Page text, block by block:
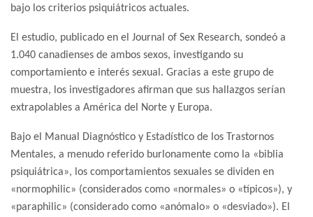
bajo los criterios psiquiátricos actuales.
El estudio, publicado en el Journal of Sex Research, sondeó a
1.040 canadienses de ambos sexos, investigando su
comportamiento e interés sexual. Gracias a este grupo de
muestra, los investigadores afirman que sus hallazgos serían
extrapolables a América del Norte y Europa.
Bajo el Manual Diagnóstico y Estadístico de los Trastornos
Mentales, a menudo referido burlonamente como la «biblia
psiquiátrica», los comportamientos sexuales se dividen en
«normophilic» (considerados como «normales» o «típicos»), y
«paraphilic» (considerado como «anómalo» o «desviado»). El